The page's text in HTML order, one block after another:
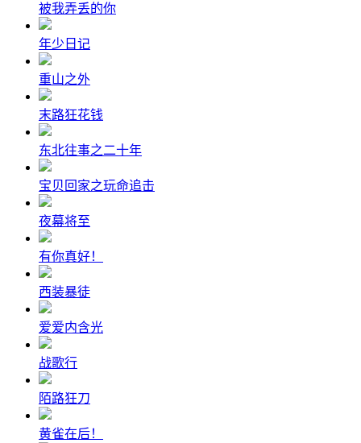
被我弄丢的你
年少日记
重山之外
末路狂花钱
东北往事之二十年
宝贝回家之玩命追击
夜幕将至
有你真好！
西装暴徒
爱爱内含光
战歌行
陌路狂刀
黄雀在后！